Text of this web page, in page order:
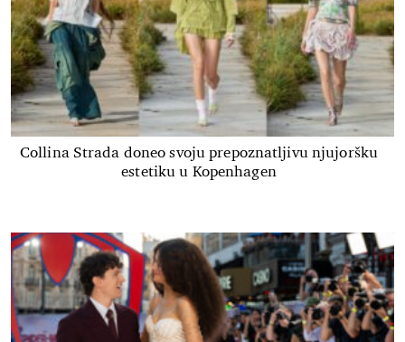
Collina Strada doneo svoju prepoznatljivu njujoršku
estetiku u Kopenhagen